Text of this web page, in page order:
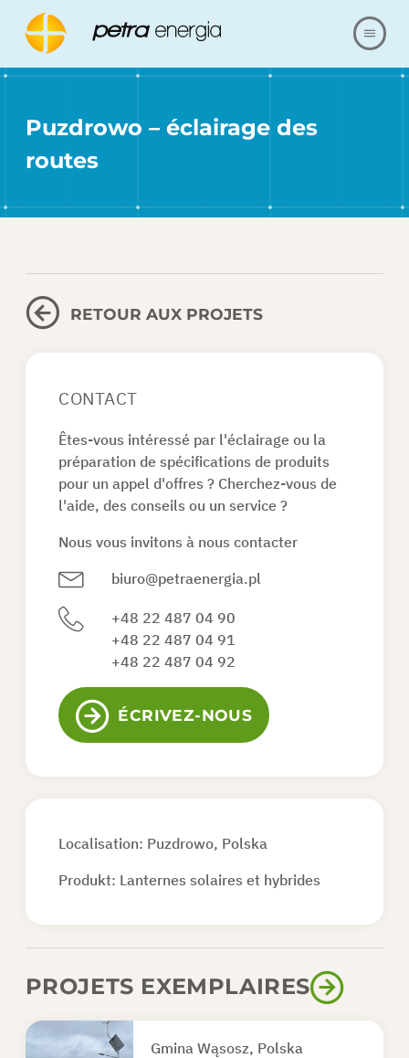
QUESTIONS ET RÉPONSES
DEMANDEZ UN DEVIS
Puzdrowo – éclairage des
routes
RETOUR AUX PROJETS
CONTACT
Êtes-vous intéressé par l'éclairage ou la
préparation de spécifications de produits
pour un appel d'offres ? Cherchez-vous de
l'aide, des conseils ou un service ?
Nous vous invitons à nous contacter
biuro@petraenergia.pl
+48 22 487 04 90
+48 22 487 04 91
+48 22 487 04 92
ÉCRIVEZ-NOUS
Localisation: Puzdrowo, Polska
Produkt: Lanternes solaires et hybrides
PROJETS EXEMPLAIRES
Gmina Wąsosz, Polska